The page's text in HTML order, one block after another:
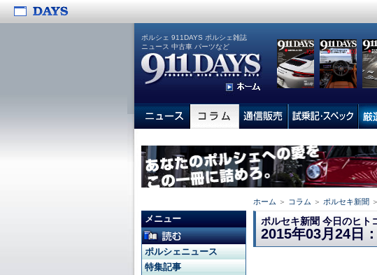
ポルシェ 911DAYS ポルシェ雑誌
ニュース 中古車 パーツなど
ホーム ＞ コラム ＞ ポルセキ新聞 ＞
ポルセキ新聞 今日のヒト
2015年03月24日
メニュー
ポルシェニュース
特集記事